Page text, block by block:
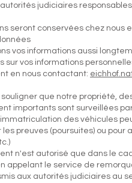
judiciaires
seront conservées chez
vos informations aussi
sur vos informations
en nous contactant:
souligner que notre propriété,
importants sont surveillées
des véhicules
les preuves (poursuites) ou
n'est autorisé que dans le
appelant le service de
aux autorités judiciaires au